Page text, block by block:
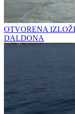
OTVORENA
DALDONA